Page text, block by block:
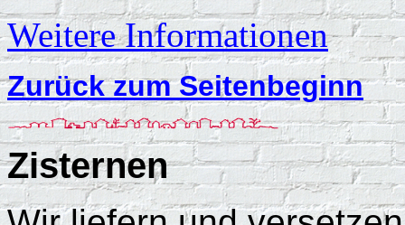
Weitere Informationen
Zurück zum Seitenbeginn
Zisternen